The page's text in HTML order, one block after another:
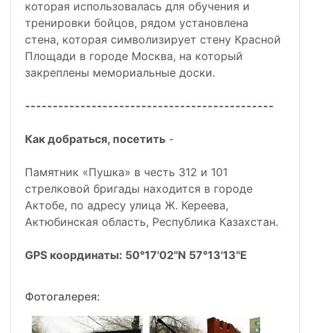
которая использовалась для обучения и
тренировки бойцов, рядом установлена
стена, которая символизирует стену Красной
Площади в городе Москва, на который
закреплены мемориальные доски.
---------------------------------------------
Как добраться, посетить -
Памятник «Пушка» в честь 312 и 101
стрелковой бригады находится в городе
Актобе, по адресу улица Ж. Кереева,
Актюбинская область, Республика Казахстан.
GPS координаты: 50°17'02"N 57°13'13"E
Фотогалерея: